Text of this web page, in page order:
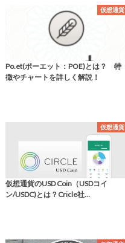
仮想通貨
Po.et(ポーエット：POE)とは？ 特
徴やチャートを詳しく解説！
仮想通貨
仮想通貨のUSD Coin（USDコイ
ン/USDC)とは？Cricle社…